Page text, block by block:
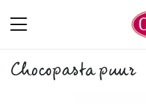
Chocopasta puur